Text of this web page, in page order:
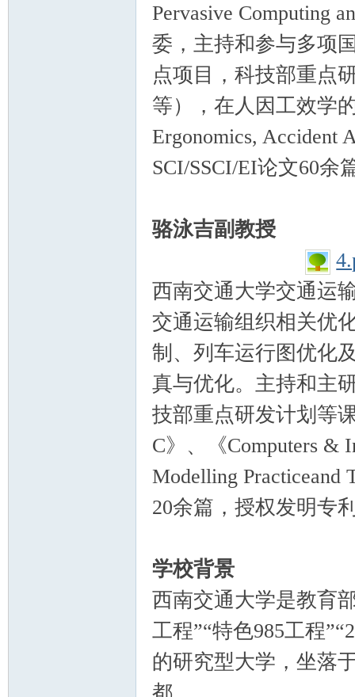
Pervasive Computing
委，主持和参与多项
点项目，科技部重点
等），在人因工效学
Ergonomics, Accident
SCI/SSCI/EI论文60余
骆泳吉副教授
西南交通大学交通运
交通运输组织相关优
制、列车运行图优化
真与优化。主持和主
技部重点研发计划等
C》、《Computers &
Modelling
20余篇，授权发明专
学校背景
西南交通大学是教育
工程”“特色985工程
的研究型大学，坐落
都。